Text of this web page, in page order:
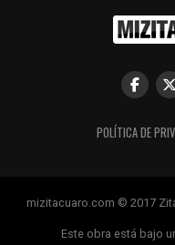
RELATED TOPICS:
Secretaría de Cultura
sinfónico inspirado en
POLÍTICA DE
mizitacuaro.com © 2017
Este obra está bajo